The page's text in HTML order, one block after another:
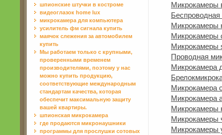
шпионские штучки в костроме
видеоглазок home lux
микрокамера для компьютера
усилитель фм сигнала купить
маячок слежения за автомобилем
купить
Мы работаем только с крупными,
проверенными временем
производителями, поэтому у нас
можно купить продукцию,
соответствующие международным
стандартам качества, которая
обеспечит максимальную защиту
вашей квартиры.
шпионская микрокамера
где продаются микронаушники
программы для прослушки сотовых
Микрокамеры
Микрокамеры
Микрокамеры
Микрокамеры
Проводная
Микрокамера
Микрокамера
Микрокамера
Микрокамеры
Микрокамеры
Микрокамеры